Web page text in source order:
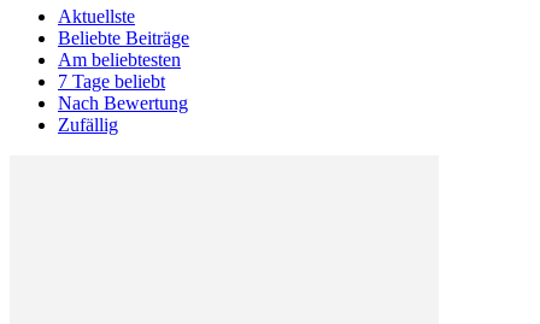
Aktuellste
Beliebte Beiträge
Am beliebtesten
7 Tage beliebt
Nach Bewertung
Zufällig